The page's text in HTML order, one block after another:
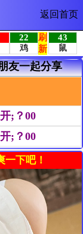
返回首页
友一起分享
开;？00
开;？00
下吧！